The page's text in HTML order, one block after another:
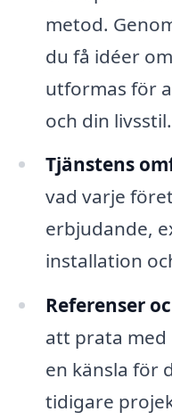
metod.
du få idéer
utformas för
och din livsstil.
Tjänstens
vad varje
erbjudande,
installation
Referenser
att prata med
en känsla för
tidigare